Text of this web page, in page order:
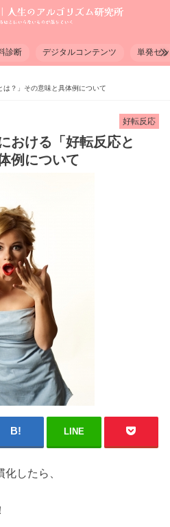
診断 デジタルコンテンツ 単発セ
？」その意味と具体例について
好転反応
おける「好転反応と
例について
LINE
したら、